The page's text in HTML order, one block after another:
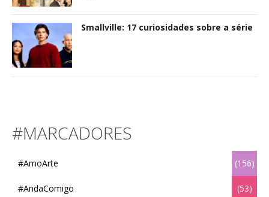
Smallville: 17 curiosidades sobre a série
#MARCADORES
#AmoArte (156)
#AndaComigo (53)